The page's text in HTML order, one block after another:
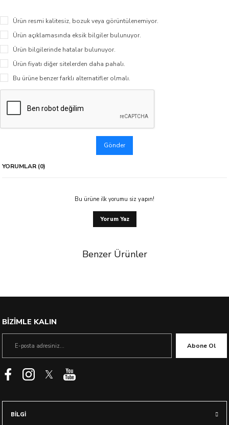
Ürün resmi kalitesiz, bozuk veya görüntülenemiyor.
Ürün açıklamasında eksik bilgiler bulunuyor.
Ürün bilgilerinde hatalar bulunuyor.
Ürün fiyatı diğer sitelerden daha pahalı.
Bu ürüne benzer farklı alternatifler olmalı.
Gönder
YORUMLAR (0)
Bu ürüne ilk yorumu siz yapın!
Yorum Yaz
Benzer Ürünler
BİZİMLE KALIN
Abone Ol
BİLGİ